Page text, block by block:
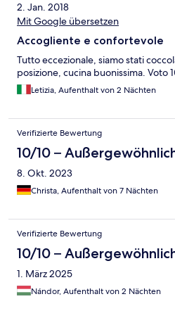
2. Jan. 2018
Mit Google übersetzen
Accogliente e confortevole
Tutto eccezionale, siamo stati
posizione, cucina buonissima. Voto
Letizia, Aufenthalt von 2 Nächten
Verifizierte Bewertung
10/10 –
8. Okt. 2023
Christa, Aufenthalt von 7 Nächten
Verifizierte Bewertung
10/10 –
1. März 2025
Nándor, Aufenthalt von 2 Nächten